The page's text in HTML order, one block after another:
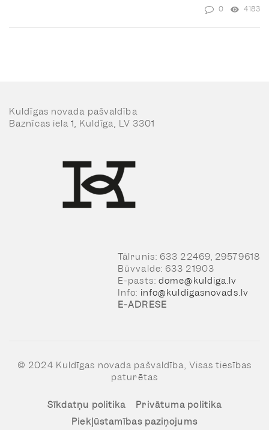
0 4183
Kuldīgas novada pašvaldība
Baznīcas iela 1, Kuldīga, LV 3301
Tālrunis: 633 22469, 29579618
Būvvalde: 633 21903
E-pasts: dome@kuldiga.lv
Info: info@kuldigasnovads.lv
E-ADRESE
© 2024 Kuldīgas novada pašvaldība, Visas tiesības
paturētas
Sīkdatņu politika
Privātuma politika
Piekļūstamības paziņojums